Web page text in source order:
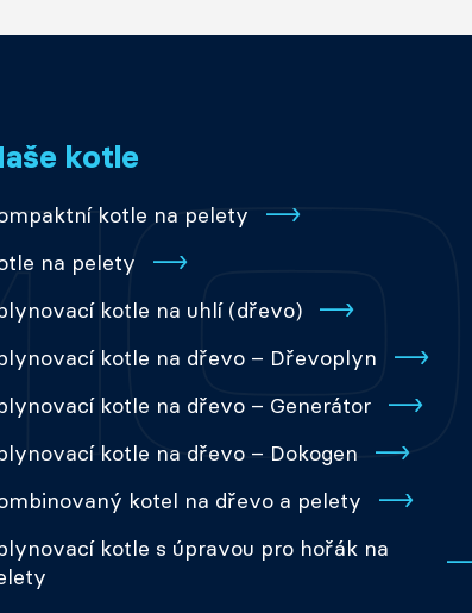
kotle
kotle na pelety
na pelety
kotle na uhlí (dřevo)
kotle na dřevo – Dřevoplyn
kotle na dřevo – Generátor
kotle na dřevo – Dokogen
kotel na dřevo a pelety
kotle s úpravou pro hořák na